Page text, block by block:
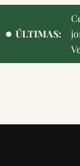
ÚLTIMAS: